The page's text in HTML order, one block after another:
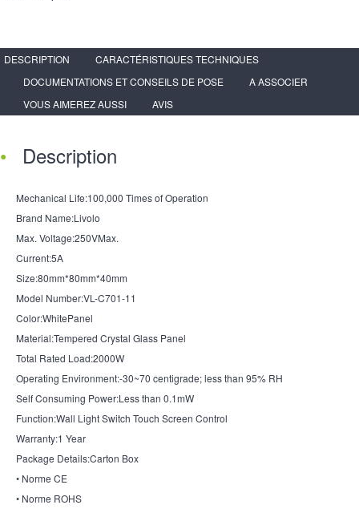
DESCRIPTION
CARACTÉRISTIQUES TECHNIQUES
DOCUMENTATIONS ET CONSEILS DE POSE
A ASSOCIER
VOUS AIMEREZ AUSSI
AVIS
Description
Mechanical Life:100,000 Times of Operation
Brand Name:Livolo
Max. Voltage:250VMax.
Current:5A
Size:80mm*80mm*40mm
Model Number:VL-C701-11
Color:WhitePanel
Material:Tempered Crystal Glass Panel
Total Rated Load:2000W
Operating Environment:-30~70 centigrade; less than 95% RH
Self Consuming Power:Less than 0.1mW
Function:Wall Light Switch Touch Screen Control
Warranty:1 Year
Package Details:Carton Box
• Norme CE
• Norme ROHS